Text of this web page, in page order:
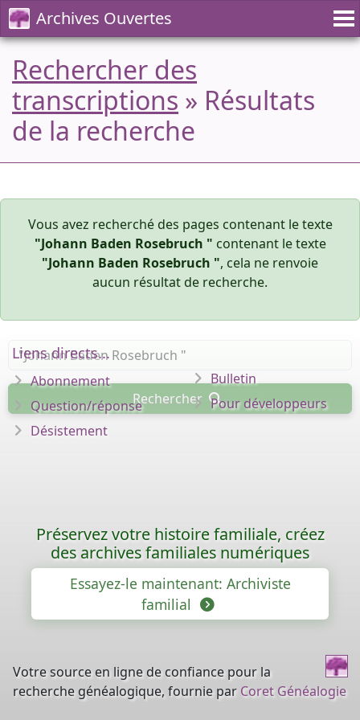
Archives Ouvertes
Rechercher des
transcriptions » Résultats
de la recherche
Vous avez recherché des pages contenant le texte
"Johann Baden Rosebruch " contenant le texte
"Johann Baden Rosebruch ", cela ne renvoie
aucun résultat de recherche.
Rechercher
Liens directs...
Abonnement
Question/réponse
Désistement
Bulletin
Pour développeurs
Préservez votre histoire familiale, créez
des archives familiales numériques
Essayez-le maintenant: Archiviste
familial
Votre source en ligne de confiance pour la
recherche généalogique, fournie par Coret Généalogie